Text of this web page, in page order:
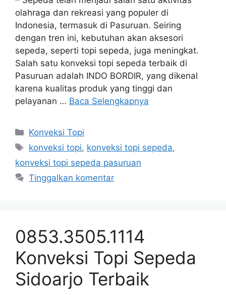
olahraga dan rekreasi yang populer di
Indonesia, termasuk di Pasuruan. Seiring
dengan tren ini, kebutuhan akan aksesori
sepeda, seperti topi sepeda, juga meningkat.
Salah satu konveksi topi sepeda terbaik di
Pasuruan adalah INDO BORDIR, yang dikenal
karena kualitas produk yang tinggi dan
pelayanan … Baca Selengkapnya
Kategori
Konveksi Topi
Tag
konveksi topi, konveksi topi sepeda,
konveksi topi sepeda pasuruan
Tinggalkan komentar
0853.3505.1114
Konveksi Topi Sepeda
Sidoarjo Terbaik